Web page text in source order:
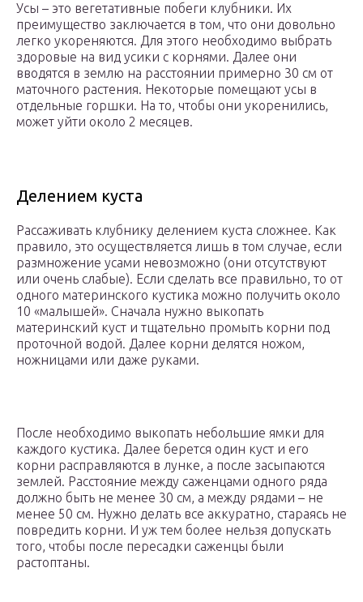
Усы – это вегетативные побеги клубники. Их
преимущество заключается в том, что они довольно
легко укореняются. Для этого необходимо выбрать
здоровые на вид усики с корнями. Далее они
вводятся в землю на расстоянии примерно 30 см от
маточного растения. Некоторые помещают усы в
отдельные горшки. На то, чтобы они укоренились,
может уйти около 2 месяцев.
Делением куста
Рассаживать клубнику делением куста сложнее. Как
правило, это осуществляется лишь в том случае, если
размножение усами невозможно (они отсутствуют
или очень слабые). Если сделать все правильно, то от
одного материнского кустика можно получить около
10 «малышей». Сначала нужно выкопать
материнский куст и тщательно промыть корни под
проточной водой. Далее корни делятся ножом,
ножницами или даже руками.
После необходимо выкопать небольшие ямки для
каждого кустика. Далее берется один куст и его
корни расправляются в лунке, а после засыпаются
землей. Расстояние между саженцами одного ряда
должно быть не менее 30 см, а между рядами – не
менее 50 см. Нужно делать все аккуратно, стараясь не
повредить корни. И уж тем более нельзя допускать
того, чтобы после пересадки саженцы были
растоптаны.